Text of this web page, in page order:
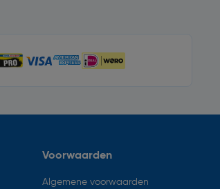
Voorwaarden
Algemene voorwaarden